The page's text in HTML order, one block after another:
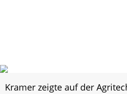
Kramer zeigte auf der